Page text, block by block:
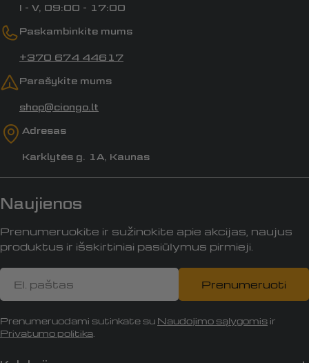
I - V, 09:00 - 17:00
Paskambinkite mums
+370 674 44617
Parašykite mums
shop@ciongo.lt
Adresas
Karklytės g. 1A, Kaunas
Naujienos
Prenumeruokite ir sužinokite apie akcijas, naujus
produktus ir išskirtiniai pasiūlymus pirmieji.
El.
paštas
Prenumeruoti
Prenumeruodami sutinkate su Naudojimo sąlygomis ir
Privatumo politika